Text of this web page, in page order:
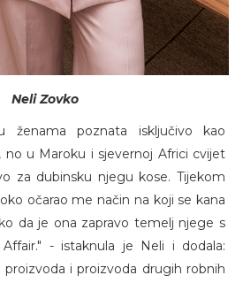
Neli Zovko
ženama poznata isključivo kao
no u Maroku i sjevernoj Africi cvijet
za dubinsku njegu kose. Tijekom
očarao me način na koji se kana
da je ona zapravo temelj njege s
- istaknula je Neli i dodala:
proizvoda i proizvoda drugih robnih